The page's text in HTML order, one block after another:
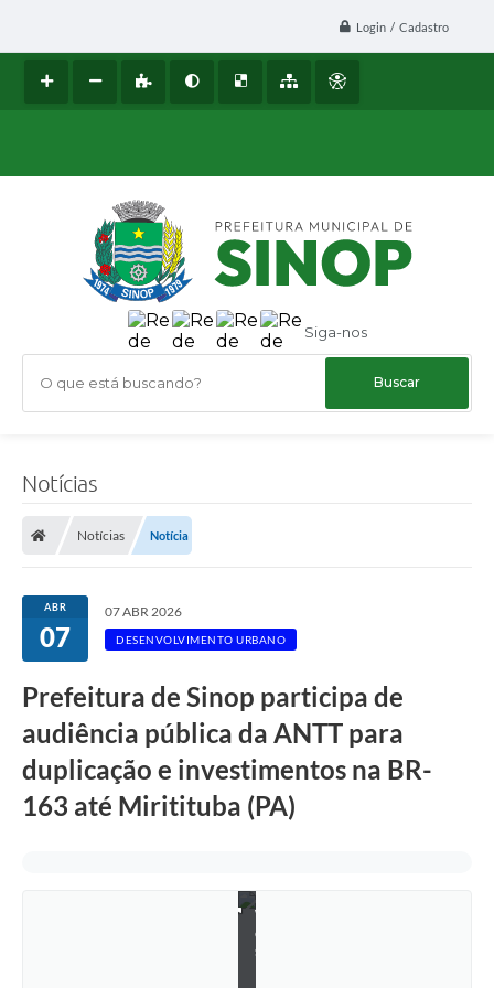
Login / Cadastro
Siga-nos
O que está buscando?
Notícias
Notícias Notícia
ABR
07
07 ABR 2026
DESENVOLVIMENTO URBANO
Prefeitura de Sinop participa de
audiência pública da ANTT para
duplicação e investimentos na BR-
163 até Miritituba (PA)
W
e
s